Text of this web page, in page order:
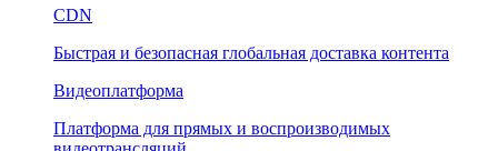
CDN
Быстрая и безопасная глобальная доставка контента
Видеоплатформа
Платформа для прямых и воспроизводимых